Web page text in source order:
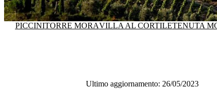
PICCINITORRE MORAVILLA AL CORTILETENUTA
Ultimo aggiornamento: 26/05/2023